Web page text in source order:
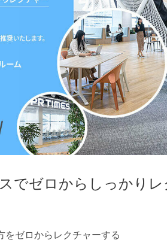
でゼロからしっかりレ
をゼロからレクチャーする